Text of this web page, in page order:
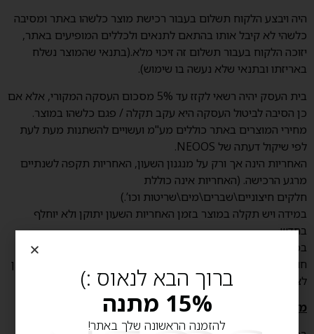
היה ויבצע הלקוח תשלום בעבור רכישת מוצר כלשהו באתר ומסיבה
כלשהי לא קיבל אותו בהתאם לתנאים ולכללים המופיעים באתר,
יזוכה הלקוח בעבור תשלום זה זיכוי מלא.(בתנאי שהמוצר נשלח
באריזתו ובתנאי שלא נעשה בו שימוש).
בית העסק יהיה רשאי לקזז עד 5% מסכום העסקה המקורי, אלא אם
כן הסיבה לביטול העסקה היא עקב תקלה / פגם כלשהו במוצר.
מחירי המוצרים באתר כוללים מע"מ ועשויים להשתנות מעת לעת
לפי שיקול דעתה של NEOOS.
האחריות הינה אך ורק על מנגנון השעון, האחריות תקפה לשנתיים
מרגע הרכישה. (האחריות אינה כוללת
חלקים חיצוניים\שברים\מים\שריטות וכו’.)
במידה ויש תקלה במוצר בזמן האחריות השעון יתוקן ולא יוחלף
בחדש.
בכל הנוגע להחזרת המוצרים מדיניות NEOOS תהיה על פי הוראות
חוק הגנת הצרכן, תשמ"א-1981 והתקנות שתוקנו על פיו החוק ניתן
לצפייה באתר הממשלתי.
מדיניות החלפה:
ברוך הבא לנאוס :)
15% מתנה
להזמנה הראשונה שלך באתר!